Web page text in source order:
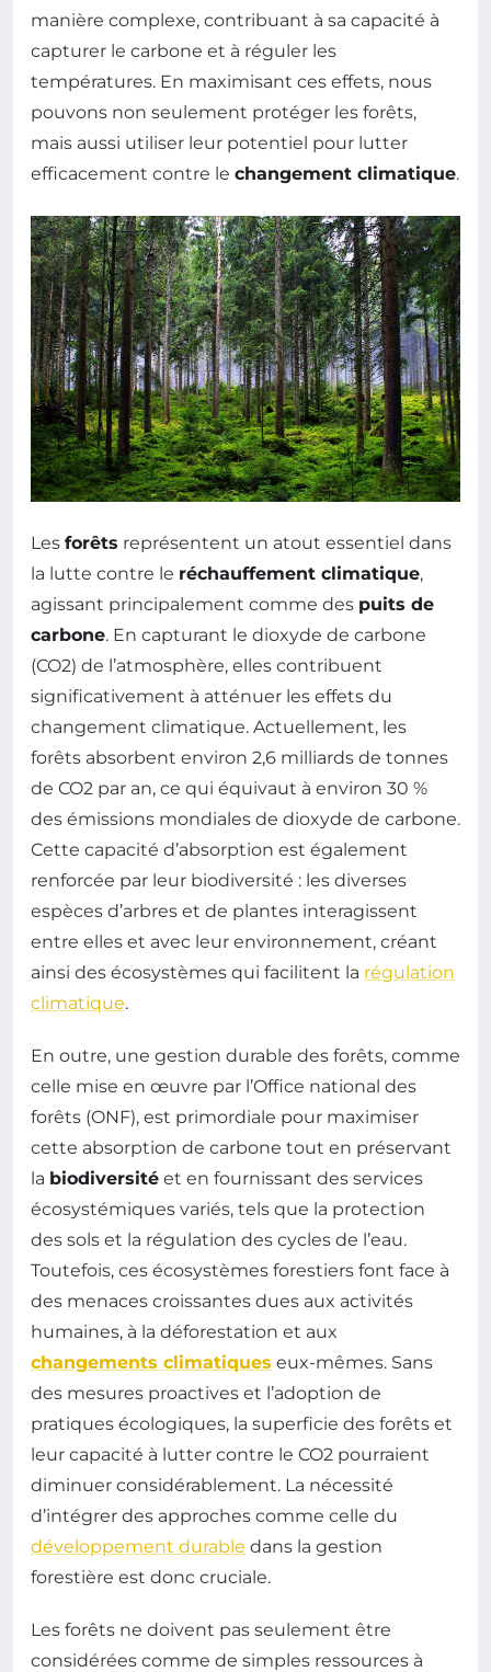
manière complexe, contribuant à sa capacité à
capturer le carbone et à réguler les
températures. En maximisant ces effets, nous
pouvons non seulement protéger les forêts,
mais aussi utiliser leur potentiel pour lutter
efficacement contre le changement climatique.
Les forêts représentent un atout essentiel dans
la lutte contre le réchauffement climatique,
agissant principalement comme des puits de
carbone. En capturant le dioxyde de carbone
(CO2) de l’atmosphère, elles contribuent
significativement à atténuer les effets du
changement climatique. Actuellement, les
forêts absorbent environ 2,6 milliards de tonnes
de CO2 par an, ce qui équivaut à environ 30 %
des émissions mondiales de dioxyde de carbone.
Cette capacité d’absorption est également
renforcée par leur biodiversité : les diverses
espèces d’arbres et de plantes interagissent
entre elles et avec leur environnement, créant
ainsi des écosystèmes qui facilitent la régulation
climatique.
En outre, une gestion durable des forêts, comme
celle mise en œuvre par l’Office national des
forêts (ONF), est primordiale pour maximiser
cette absorption de carbone tout en préservant
la biodiversité et en fournissant des services
écosystémiques variés, tels que la protection
des sols et la régulation des cycles de l’eau.
Toutefois, ces écosystèmes forestiers font face à
des menaces croissantes dues aux activités
humaines, à la déforestation et aux
changements climatiques eux-mêmes. Sans
des mesures proactives et l’adoption de
pratiques écologiques, la superficie des forêts et
leur capacité à lutter contre le CO2 pourraient
diminuer considérablement. La nécessité
d’intégrer des approches comme celle du
développement durable dans la gestion
forestière est donc cruciale.
Les forêts ne doivent pas seulement être
considérées comme de simples ressources à